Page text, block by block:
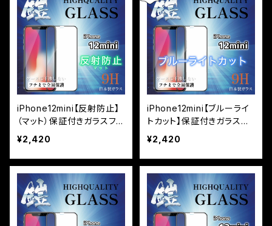
iPhone12mini【反射防止】
（マット）保証付きガラスフィ
ルム『鎧』全面フルカバー
¥2,420
iPhone12mini【ブルーライ
トカット】保証付きガラスフ
ィルム『鎧』全面フルカバー
¥2,420